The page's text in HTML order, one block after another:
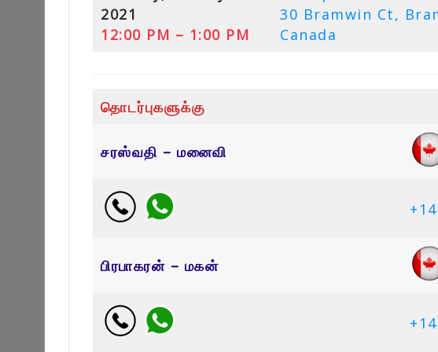
2021
12:00 PM – 1:00 PM
30 Bramwin Ct,
Canada
தொடர்புகளுக்கு
சரஸ்வதி – மனைவி
பிரபாகரன் – மகன்